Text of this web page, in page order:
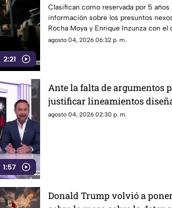
2:21
Rocha Moya e Inzunza con el
Clasifican como reservada por 5 años
información sobre los presuntos
Rocha Moya y Enrique Inzunza con el
organizado. Conoce los detalles de la
agosto 04, 2026 06:32 p. m.
1:57
Ante la falta de argumentos
justificar lineamientos
censurar, el Gobierno recurrió
agosto 04, 2026 02:30 p. m.
Donald Trump volvió a